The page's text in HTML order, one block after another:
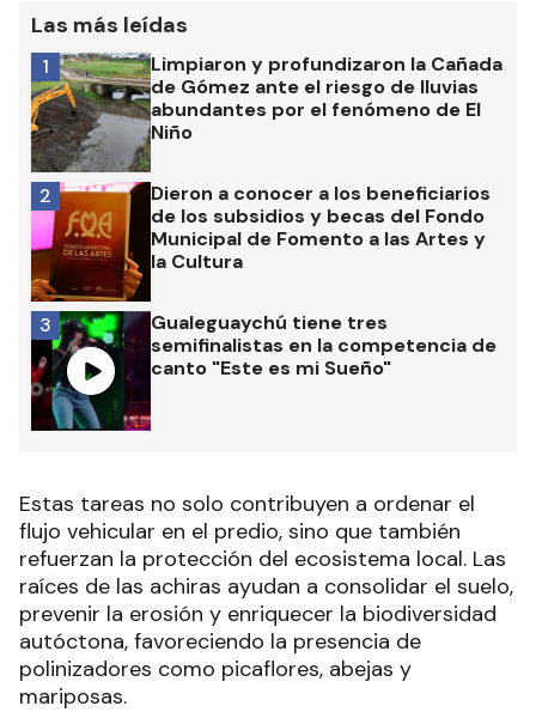
Las más leídas
Limpiaron y profundizaron la Cañada
de Gómez ante el riesgo de lluvias
abundantes por el fenómeno de El
Niño
1
Dieron a conocer a los beneficiarios
de los subsidios y becas del Fondo
Municipal de Fomento a las Artes y
la Cultura
2
Gualeguaychú tiene tres
semifinalistas en la competencia de
canto "Este es mi Sueño"
3
Estas tareas no solo contribuyen a ordenar el
flujo vehicular en el predio, sino que también
refuerzan la protección del ecosistema local. Las
raíces de las achiras ayudan a consolidar el suelo,
prevenir la erosión y enriquecer la biodiversidad
autóctona, favoreciendo la presencia de
polinizadores como picaflores, abejas y
mariposas.